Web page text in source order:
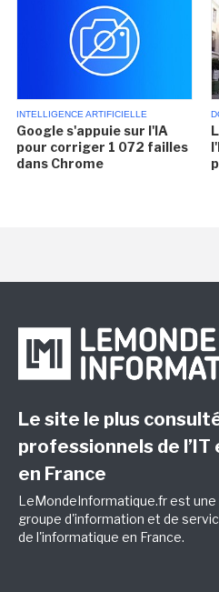
INTELLIGENCE ARTIFICIELLE
Google s'appuie sur l'IA
pour corriger 1 072 failles
dans Chrome
Le site le plus
professionnels de l’IT
en France
LeMondeInformatique.fr est une
groupe d'information et de
de l'informatique en France.